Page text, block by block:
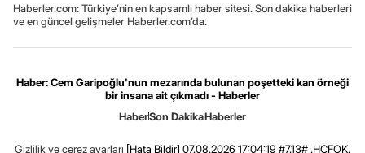
Haberler.com: Türkiye’nin en kapsamlı haber sitesi. Son dakika haberleri
ve en güncel gelişmeler Haberler.com’da.
Haber: Cem Garipoğlu'nun mezarında bulunan poşetteki kan örneği
bir insana ait çıkmadı - Haberler
HaberSon DakikaHaberler
Gizlilik ve çerez ayarları [Hata Bildir] 07.08.2026 17:04:19 #7.13# .HCFOK.